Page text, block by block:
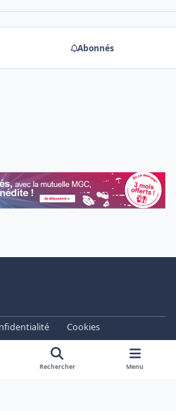
Abonnés
Cookies
- Forum Libre depuis 2003
Invision Community
Rechercher Menu